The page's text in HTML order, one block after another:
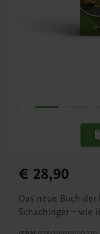
€ 28,90
Das neue Buch
Schachinger – wie